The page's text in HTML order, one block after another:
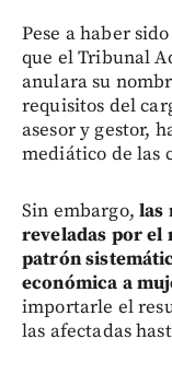
Pese a haber
que el Tribunal
anulara su
requisitos del
asesor y gestor,
mediático de las
Sin embargo, las
reveladas por el
patrón
económica a
importarle el
las afectadas